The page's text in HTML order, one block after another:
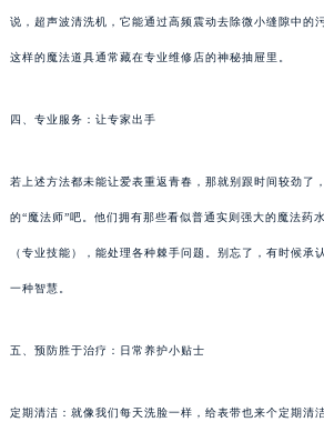
说，超声波清洗机，它能通过高频震动去除微小缝隙中的
这样的魔法道具通常藏在专业维修店的神秘抽屉里。
四、专业服务：让专家出手
若上述方法都未能让爱表重返青春，那就别跟时间较劲了
的“魔法师”吧。他们拥有那些看似普通实则强大的魔法药
（专业技能），能处理各种棘手问题。别忘了，有时候承
一种智慧。
五、预防胜于治疗：日常养护小贴士
定期清洁：就像我们每天洗脸一样，给表带也来个定期清洁